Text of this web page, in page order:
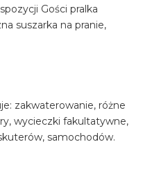
Gości pralka
suszarka na pranie,
zakwaterowanie, różne
wycieczki fakultatywne,
samochodów.